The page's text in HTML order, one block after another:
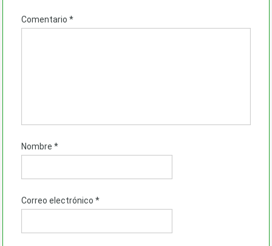
Comentario *
Nombre *
Correo electrónico *